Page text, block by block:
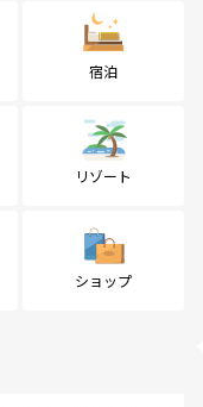
宿泊
リゾート
ショップ